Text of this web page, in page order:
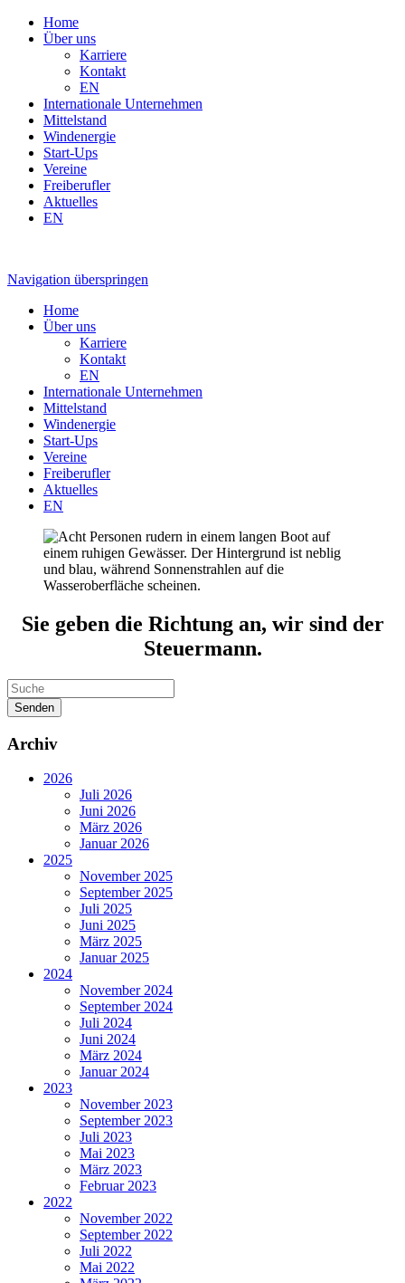
Home
Über uns
Karriere
Kontakt
EN
Internationale Unternehmen
Mittelstand
Windenergie
Start-Ups
Vereine
Freiberufler
Aktuelles
EN
Navigation überspringen
Home
Über uns
Karriere
Kontakt
EN
Internationale Unternehmen
Mittelstand
Windenergie
Start-Ups
Vereine
Freiberufler
Aktuelles
EN
Sie geben die Richtung an, wir sind der
Steuermann.
Senden
Archiv
2026
Juli 2026
Juni 2026
März 2026
Januar 2026
2025
November 2025
September 2025
Juli 2025
Juni 2025
März 2025
Januar 2025
2024
November 2024
September 2024
Juli 2024
Juni 2024
März 2024
Januar 2024
2023
November 2023
September 2023
Juli 2023
Mai 2023
März 2023
Februar 2023
2022
November 2022
September 2022
Juli 2022
Mai 2022